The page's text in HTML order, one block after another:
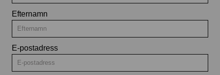
Efternamn
E-postadress